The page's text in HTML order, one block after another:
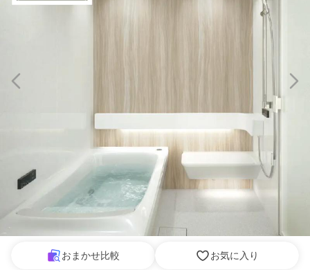
おまかせ比較 お気に入り